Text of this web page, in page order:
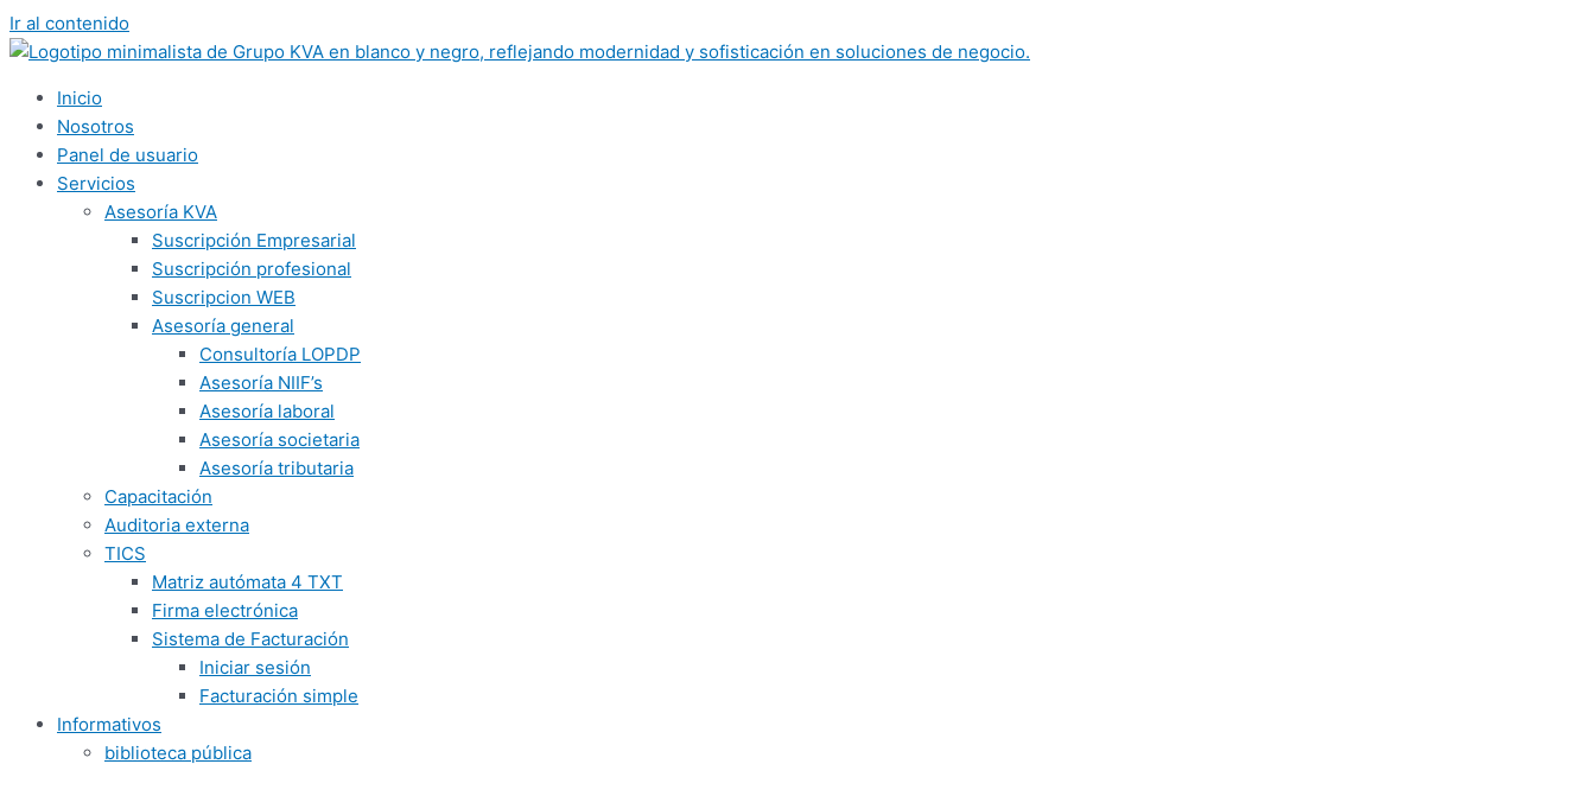
Ir al contenido
Inicio
Nosotros
Panel de usuario
Servicios
Asesoría KVA
Suscripción Empresarial
Suscripción profesional
Suscripcion WEB
Asesoría general
Consultoría LOPDP
Asesoría NIIF’s
Asesoría laboral
Asesoría societaria
Asesoría tributaria
Capacitación
Auditoria externa
TICS
Matriz autómata 4 TXT
Firma electrónica
Sistema de Facturación
Iniciar sesión
Facturación simple
Informativos
biblioteca pública